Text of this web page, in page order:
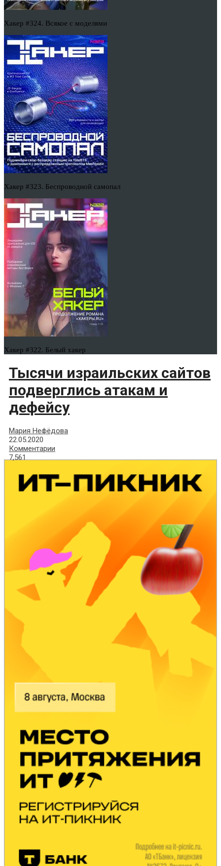
Хакер #324. Всякое с моделями
Хакер #323. Беспроводной самопал
Хакер #322. Белый хакер
Тысячи израильских сайтов
подверглись атакам и
дефейсу
Мария Нефёдова
22.05.2020
Комментарии
7,561